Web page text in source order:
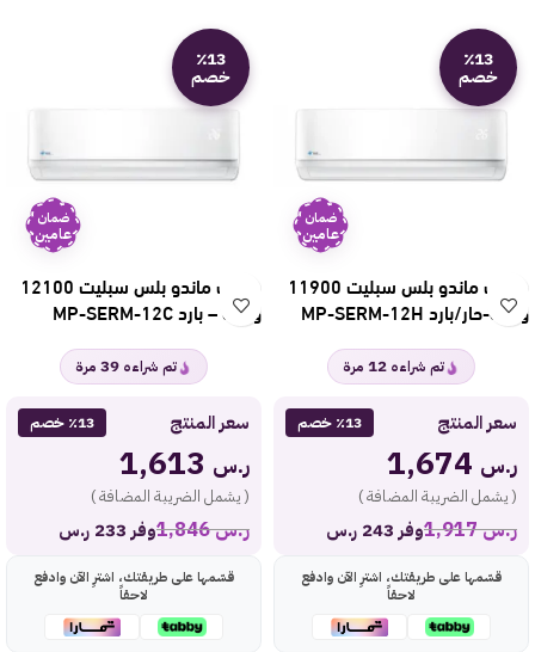
٪13
خصم
ضمان
عامين
مكيف ماندو بلس سبليت 11900
وحدة-حار/بارد MP-SERM-12H
تم شراءه 12 مرة
سعر المنتج ٪13 خصم
ر.س
( يشمل الضريبة المضافة )
ر.س1,917 وفر 243 ر.س
قسّمها على طريقتك، اشترِ الآن وادفع
لاحقاً
٪13
خصم
ضمان
عامين
مكيف ماندو بلس سبليت 12100
وحدة – بارد MP-SERM-12C
تم شراءه 39 مرة
سعر المنتج ٪13 خصم
ر.س
( يشمل الضريبة المضافة )
ر.س1,846 وفر 233 ر.س
قسّمها على طريقتك، اشترِ الآن وادفع
لاحقاً